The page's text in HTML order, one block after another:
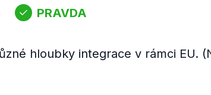
PRAVDA
hloubky integrace v rámci EU.